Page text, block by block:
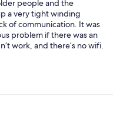
people and the
a very tight winding
of communication. It was
problem if there was an
work, and there’s no wifi.